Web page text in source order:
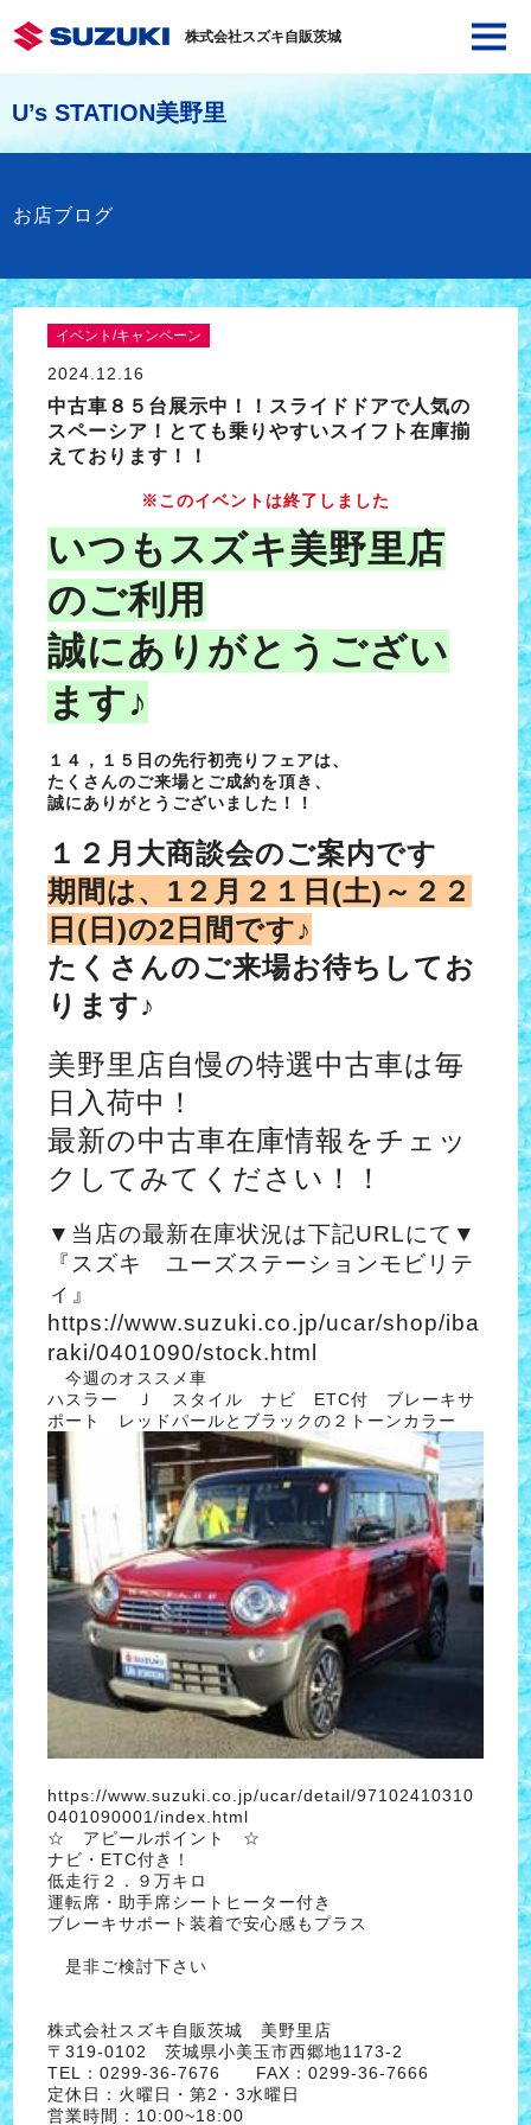
株式会社スズキ自販茨城
U’s STATION美野里
お店ブログ
イベント/キャンペーン
2024.12.16
中古車８５台展示中！！スライドドアで人気の
スペーシア！とても乗りやすいスイフト在庫揃
えております！！
※このイベントは終了しました
いつもスズキ美野里店
のご利用
誠にありがとうござい
ます♪
１４，１５日の先行初売りフェアは、
たくさんのご来場とご成約を頂き、
誠にありがとうございました！！
１２月大商談会のご案内です
期間は、1２月２１日(土)～２２
日(日)の2日間です♪
たくさんのご来場お待ちしてお
ります♪
美野里店自慢の特選中古車は毎
日入荷中！
最新の中古車在庫情報をチェッ
クしてみてください！！
▼当店の最新在庫状況は下記URLにて▼
『スズキ ユーズステーションモビリテ
ィ』
https://www.suzuki.co.jp/ucar/shop/iba
raki/0401090/stock.html
今週のオススメ車
ハスラー Ｊ スタイル ナビ ETC付 ブレーキサ
ポート レッドパールとブラックの２トーンカラー
https://www.suzuki.co.jp/ucar/detail/97102410310
0401090001/index.html
☆ アピールポイント ☆
ナビ・ETC付き！
低走行２．９万キロ
運転席・助手席シートヒーター付き
ブレーキサポート装着で安心感もプラス
是非ご検討下さい
株式会社スズキ自販茨城 美野里店
〒319-0102 茨城県小美玉市西郷地1173-2
TEL：0299-36-7676 FAX：0299-36-7666
定休日：火曜日・第2・3水曜日
営業時間：10:00~18:00